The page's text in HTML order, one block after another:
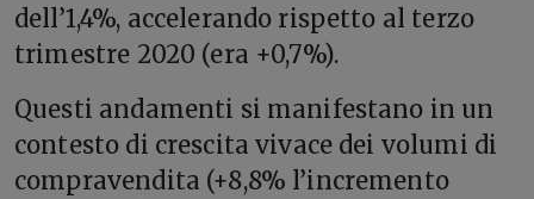
dell’1,4%, accelerando rispetto al terzo
trimestre 2020 (era +0,7%).
Questi andamenti si manifestano in un
contesto di crescita vivace dei volumi di
compravendita (+8,8% l’incremento